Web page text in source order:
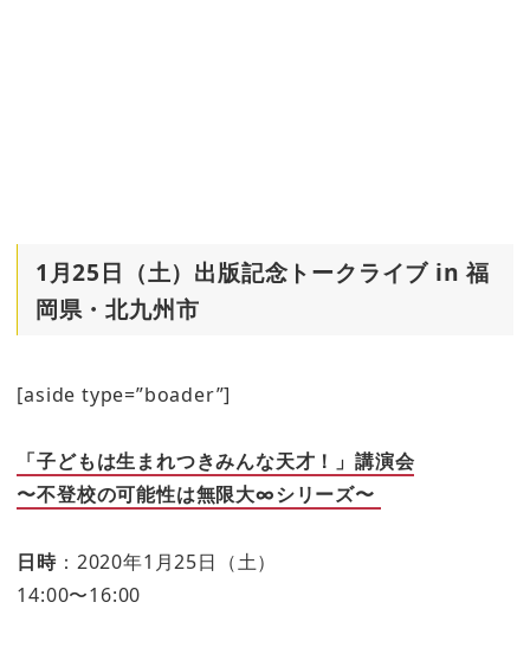
1月25日（土）出版記念トークライブ in 福
岡県・北九州市
[aside type=”boader”]
「子どもは生まれつきみんな天才！」講演会
〜不登校の可能性は無限大∞シリーズ〜
日時 ：2020年1月25日（土）
14:00〜16:00